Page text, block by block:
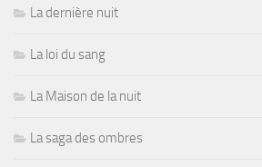
La dernière nuit
La loi du sang
La Maison de la nuit
La saga des ombres